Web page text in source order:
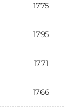
1775
1795
1771
1766